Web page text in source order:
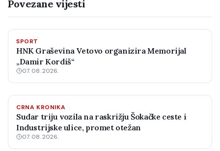
Povezane vijesti
SPORT
HNK Graševina Vetovo organizira Memorijal
„Damir Kordiš“
07. 08. 2026.
CRNA KRONIKA
Sudar triju vozila na raskrižju Šokačke ceste i
Industrijske ulice, promet otežan
07. 08. 2026.